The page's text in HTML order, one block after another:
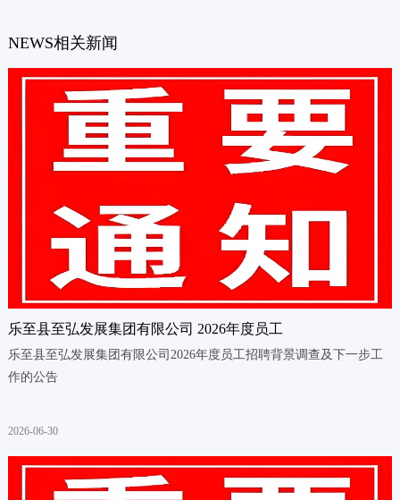
NEWS相关新闻
乐至县至弘发展集团有限公司 2026年度员工
乐至县至弘发展集团有限公司2026年度员工招聘背景调查及下一步工
作的公告
2026-06-30